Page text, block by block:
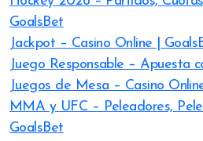
GoalsBet
Jackpot – Casino Online |
Juego Responsable – Apuesta
Juegos de Mesa – Casino
MMA y UFC – Peleadores,
GoalsBet